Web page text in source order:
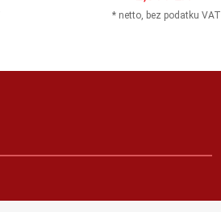
* netto, bez podatku VAT